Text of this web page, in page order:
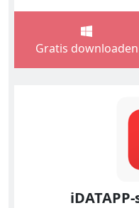
Gratis downloaden